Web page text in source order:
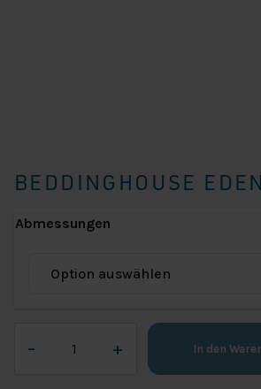
BEDDINGHOUSE
Abmessungen
–
Eden
+ In den